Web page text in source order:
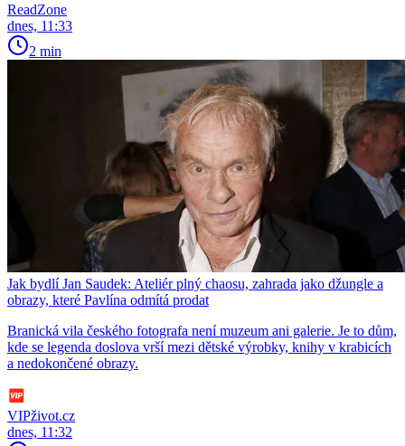
ReadZone
dnes, 11:33
2 min
Jak bydlí Jan Saudek: Ateliér plný chaosu, zahrada jako džungle a
obrazy, které Pavlína odmítá prodat
Branická vila českého fotografa není muzeum ani galerie. Je to dům,
kde se legenda doslova vrší mezi dětské výrobky, knihy v krabicích
a nedokončené obrazy.
VIPživot.cz
dnes, 11:32